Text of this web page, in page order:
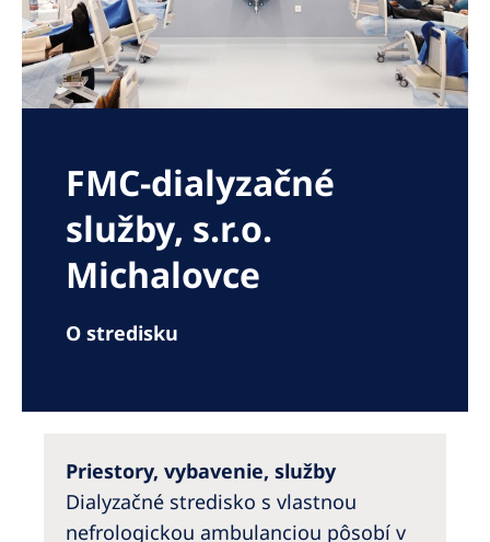
Romania
Russia
Serbia
Slovenia
Spain
Sweden
United Kingdom
Asia Pacific
Australia
FMC-dialyzačné
služby, s.r.o.
Michalovce
O stredisku
Priestory, vybavenie, služby
Dialyzačné stredisko s vlastnou
nefrologickou ambulanciou pôsobí v